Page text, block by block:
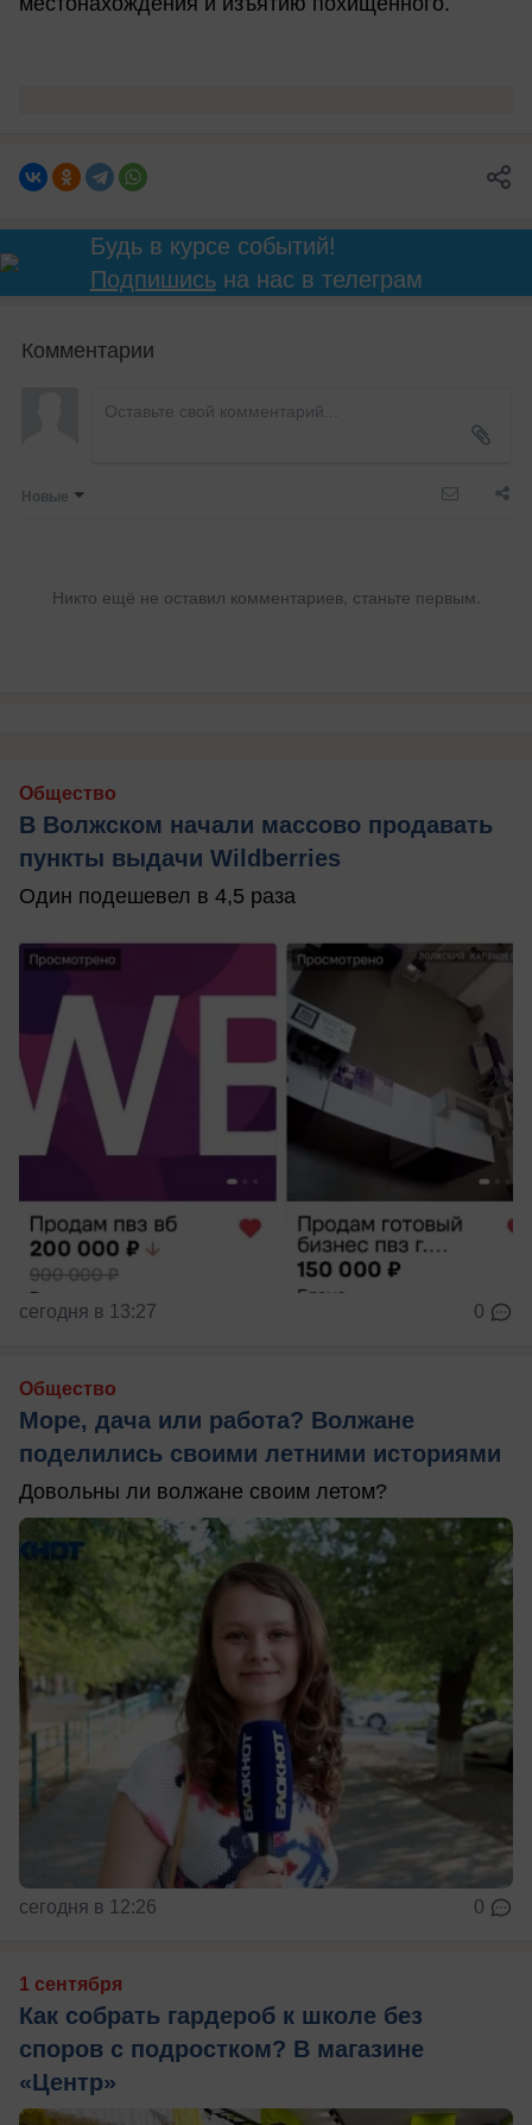
Будь в курсе событий!
Подпишисьна нас в телеграм
Комментарии
Новые
Никто ещё не оставил комментариев, станьте первым.
Общество
В Волжском начали массово продавать
пункты выдачи Wildberries
Один подешевел в 4,5 раза
сегодня в 13:27 0
Общество
Море, дача или работа? Волжане
поделились своими летними историями
Довольны ли волжане своим летом?
сегодня в 12:26 0
1 сентября
Как собрать гардероб к школе без
споров с подростком? В магазине
«Центр»